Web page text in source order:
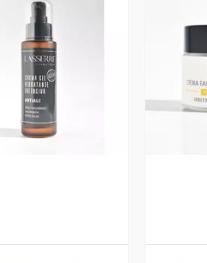
Vista Previa